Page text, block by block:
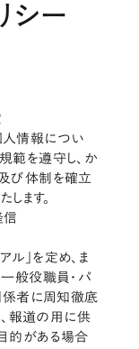
シー
人情報につい
範を遵守し、か
び体制を確立
ます。
ル 」を定め、ま
般役職員・パ
係者に周知徹底
、報道の用に供
的がある場合